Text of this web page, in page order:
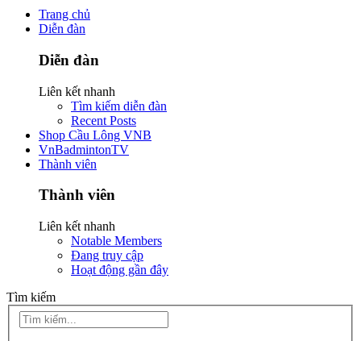
Trang chủ
Diễn đàn
Diễn đàn
Liên kết nhanh
Tìm kiếm diễn đàn
Recent Posts
Shop Cầu Lông VNB
VnBadmintonTV
Thành viên
Thành viên
Liên kết nhanh
Notable Members
Đang truy cập
Hoạt động gần đây
Tìm kiếm